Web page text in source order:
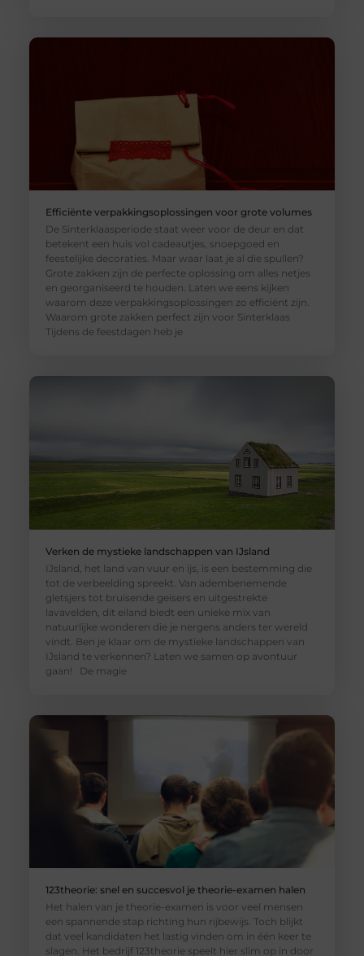
Efficiënte verpakkingsoplossingen voor grote volumes
De Sinterklaasperiode staat weer voor de deur en dat
betekent een huis vol cadeautjes, snoepgoed en
feestelijke decoraties. Maar waar laat je al die spullen?
Grote zakken zijn de perfecte oplossing om alles netjes
en georganiseerd te houden. Laten we eens kijken
waarom deze verpakkingsoplossingen zo efficiënt zijn.
Waarom grote zakken perfect zijn voor Sinterklaas
Tijdens de feestdagen heb je
Verken de mystieke landschappen van IJsland
IJsland, het land van vuur en ijs, is een bestemming die
tot de verbeelding spreekt. Van adembenemende
gletsjers tot bruisende geisers en uitgestrekte
lavavelden, dit eiland biedt een unieke mix van
natuurlijke wonderen die je nergens anders ter wereld
vindt. Ben je klaar om de mystieke landschappen van
IJsland te verkennen? Laten we samen op avontuur
gaan! De magie
123theorie: snel en succesvol je theorie-examen halen
Het halen van je theorie-examen is voor veel mensen
een spannende stap richting hun rijbewijs. Toch blijkt
dat veel kandidaten het lastig vinden om in één keer te
slagen. Het bedrijf 123theorie speelt hier slim op in door